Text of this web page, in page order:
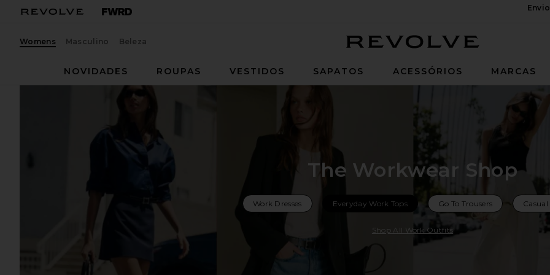
Womens Masculino Beleza
NOVIDADES
ROUPAS VESTIDOS SAPATOS ACESSÓRIOS MARCAS
The Workwear Shop
Work Dresses Everyday Work Tops Go To Trousers
Shop All Work Outfits